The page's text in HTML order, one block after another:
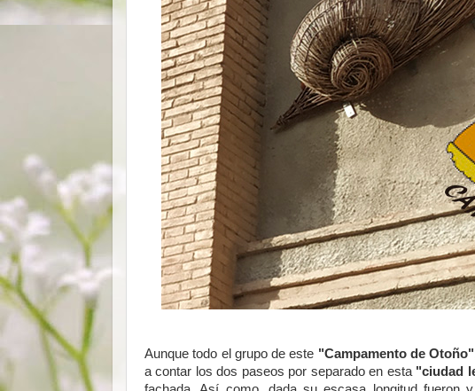
Aunque todo el grupo de este "Campamento de Otoño"
a contar los dos paseos por separado en esta "ciudad